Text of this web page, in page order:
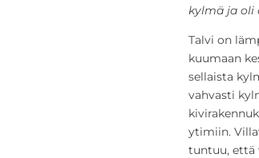
kylmä ja oli
Talvi on
kuumaan
sellaista
vahvasti
ytimiin.
tuntuu, että